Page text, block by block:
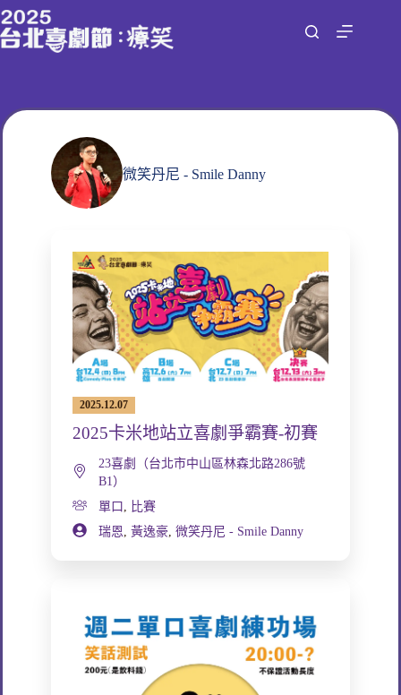
跳
至
容
微笑丹尼 - Smile Danny
2025.12.07
2025卡米地站立喜劇爭霸賽-初賽
23喜劇（台北市中山區林森北路286號
B1）
單口 , 比賽
瑞恩, 黃逸豪, 微笑丹尼 - Smile Danny